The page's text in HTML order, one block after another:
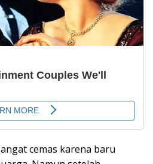
cemas karena baru